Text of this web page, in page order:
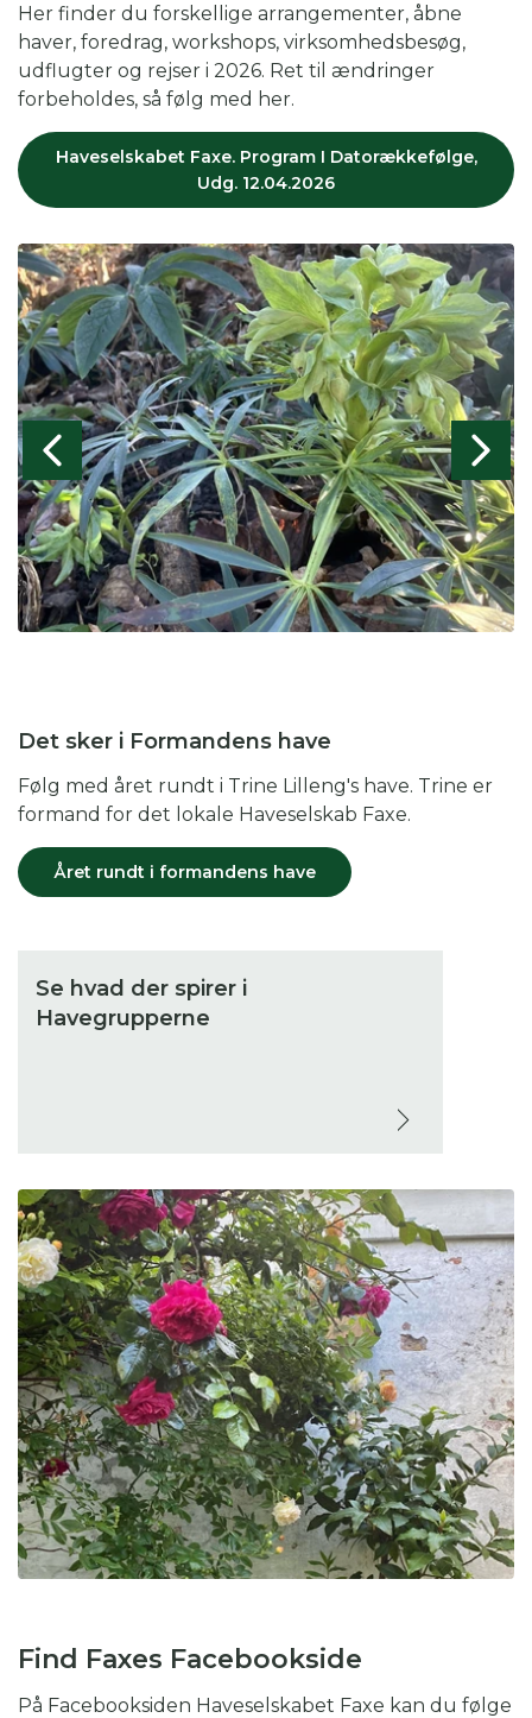
Her finder du forskellige arrangementer, åbne
haver, foredrag, workshops, virksomhedsbesøg,
udflugter og rejser i 2026. Ret til ændringer
forbeholdes, så følg med her.
Haveselskabet Faxe. Program I Datorækkefølge,
Udg. 12.04.2026
Det sker i Formandens have
Følg med året rundt i Trine Lilleng's have. Trine er
formand for det lokale Haveselskab Faxe.
Året rundt i formandens have
Se hvad der spirer i
Havegrupperne
Find Faxes Facebookside
På Facebooksiden Haveselskabet Faxe kan du følge